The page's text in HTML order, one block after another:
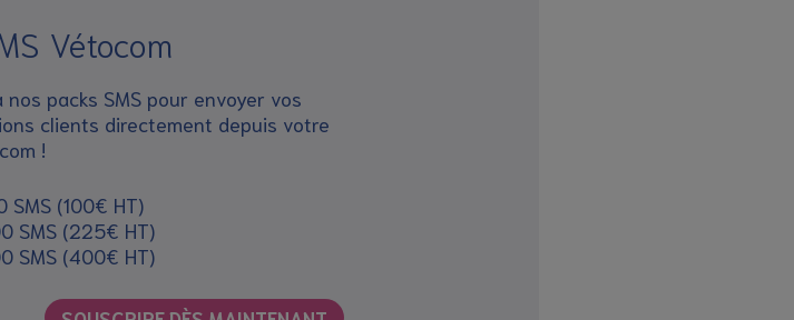
Vétocom
nos packs SMS pour envoyer vos
clients directement depuis votre
!
SMS (100€ HT)
SMS (225€ HT)
SMS (400€ HT)